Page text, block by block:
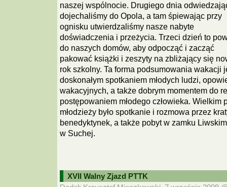
naszej wspólnocie. Drugiego dnia
dojechaliśmy do Opola, a tam śpiewając przy
ognisku utwierdzaliśmy nasze nabyte
doświadczenia i przeżycia. Trzeci dzień to
do naszych domów, aby odpocząć i zacząć
pakować książki i zeszyty na zbliżający się
rok szkolny. Ta forma podsumowania wakacji
doskonałym spotkaniem młodych ludzi,
wakacyjnych, a także dobrym momentem do
postępowaniem młodego człowieka. Wielkim
młodzieży było spotkanie i rozmowa przez
benedyktynek, a także pobyt w zamku
w Suchej.
XVII Walny Zjazd PTTK